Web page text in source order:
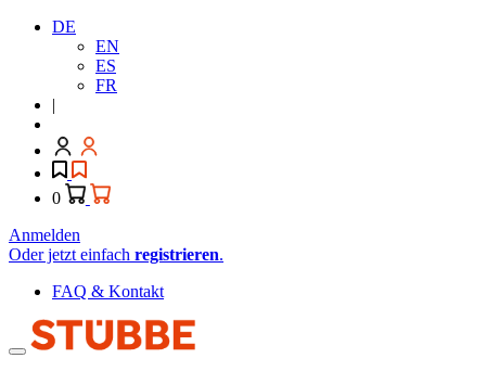
DE
EN
ES
FR
|
0
Anmelden
Oder jetzt einfach registrieren.
FAQ & Kontakt